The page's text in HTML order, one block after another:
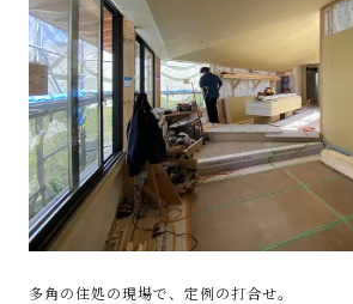
多角の住処の現場で、定例の打合せ。